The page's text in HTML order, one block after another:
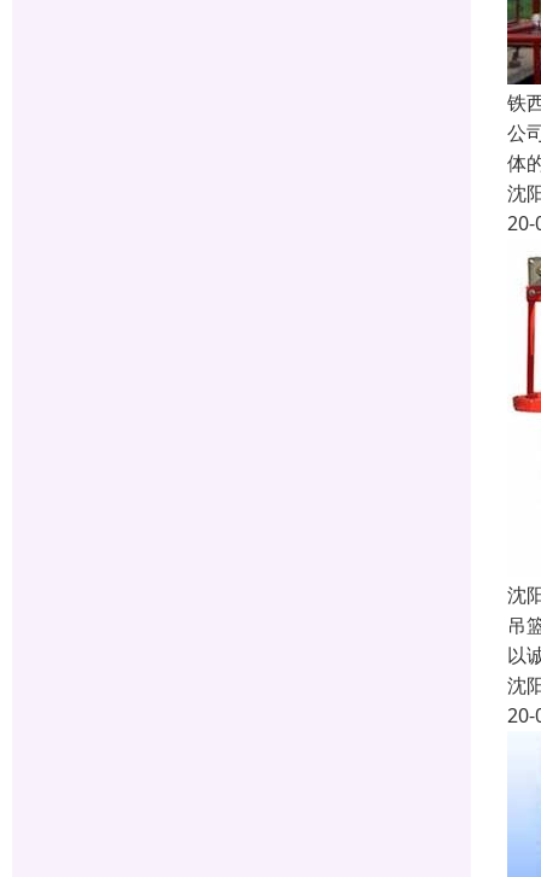
铁
公
体
沈
20-
沈
吊
以
沈
20-